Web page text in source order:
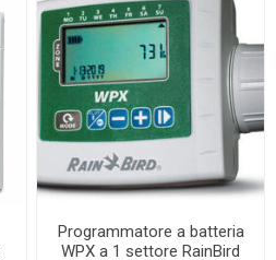
Programmatore a batteria
WPX a 1 settore RainBird